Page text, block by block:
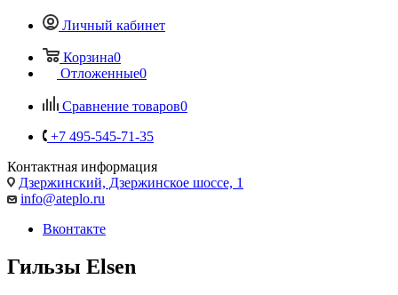
Личный кабинет
Корзина0
Отложенные0
Сравнение товаров0
+7 495-545-71-35
Контактная информация
Дзержинский, Дзержинское шоссе, 1
info@ateplo.ru
Вконтакте
Гильзы Elsen